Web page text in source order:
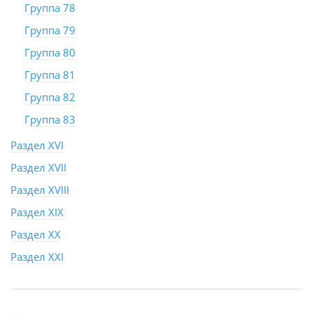
Группа 78
Группа 79
Группа 80
Группа 81
Группа 82
Группа 83
Раздел XVI
Раздел XVII
Раздел XVIII
Раздел XIX
Раздел XX
Раздел XXI